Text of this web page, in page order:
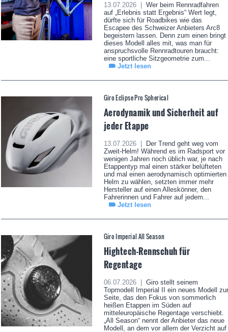
13.07.2026 |
Wer beim Rennradfahren
auf „Erlebnis statt Ergebnis“ Wert legt,
dürfte sich für Roadbikes wie das
Escapee des Schweizer Anbieters Arc8
begeistern lassen. Denn zum einen bringt
dieses Modell alles mit, was man für
anspruchsvolle Rennradtouren braucht:
eine sportliche Sitzgeometrie zum...
Jetzt lesen
Giro Eclipse Pro Spherical
Aerodynamik und Sicherheit auf
jeder Etappe
13.07.2026 |
Der Trend geht weg vom
Zweit-Helm! Während es im Radsport vor
wenigen Jahren noch üblich war, je nach
Etappentyp mal einen stärker belüfteten
und mal einen aerodynamisch optimierten
Helm zu wählen, setzten immer mehr
Hersteller auf einen Alleskönner, den
Fahrerinnen und Fahrer auf jedem...
Jetzt lesen
Giro Imperial All Season
Hightech-Rennschuh für
Regentage
06.07.2026 |
Giro stellt seinem
Topmodell Imperial II ein neues Modell zur
Seite, das den Fokus von sommerlich
heißen Etappen im Süden auf
mitteleuropäische Regentage verschiebt.
„All Season“ nennt der Anbieter das neue
Modell, an dem vor allem der Verzicht auf